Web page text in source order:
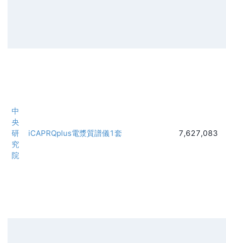
中
央
研
究
院
iCAPRQplus電漿質譜儀1套 7,627,083